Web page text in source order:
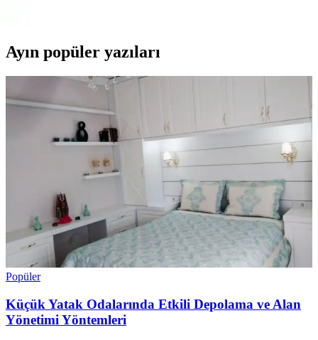
Ayın popüler yazıları
Popüler
Küçük Yatak Odalarında Etkili Depolama ve Alan
Yönetimi Yöntemleri